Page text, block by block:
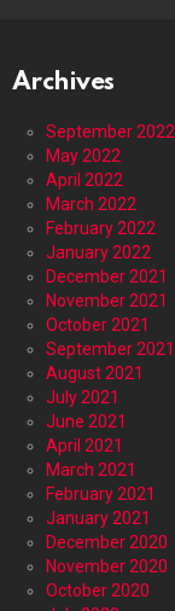
Archives
September 2022
May 2022
April 2022
March 2022
February 2022
January 2022
December 2021
November 2021
October 2021
September 2021
August 2021
July 2021
June 2021
April 2021
March 2021
February 2021
January 2021
December 2020
November 2020
October 2020